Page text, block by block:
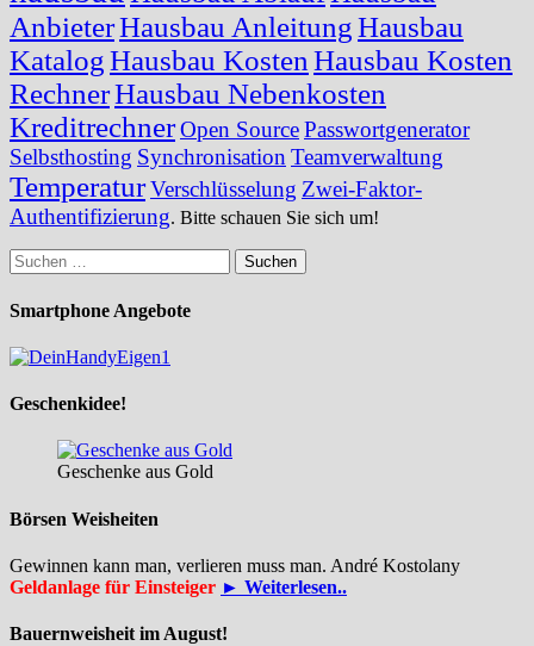
AnbieterHausbau AnleitungHausbau
KatalogHausbau Kosten Hausbau Kosten
RechnerHausbau Nebenkosten
KreditrechnerOpen SourcePasswortgenerator
Selbsthosting Synchronisation Teamverwaltung
TemperaturVerschlüsselung Zwei-Faktor-
Authentifizierung. Bitte schauen Sie sich um!
Suchen
nach:
Smartphone Angebote
Geschenkidee!
Geschenke aus Gold
Börsen Weisheiten
Gewinnen kann man, verlieren muss man. André Kostolany
Geldanlage für Einsteiger ► Weiterlesen..
Bauernweisheit im August!